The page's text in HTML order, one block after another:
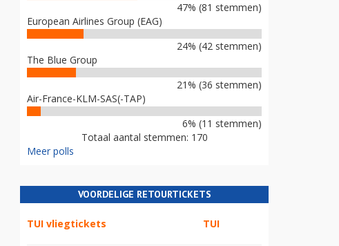
47% (81 stemmen)
European Airlines Group (EAG)
24% (42 stemmen)
The Blue Group
21% (36 stemmen)
Air-France-KLM-SAS(-TAP)
6% (11 stemmen)
Totaal aantal stemmen: 170
Meer polls
VOORDELIGE RETOURTICKETS
TUI vliegtickets TUI